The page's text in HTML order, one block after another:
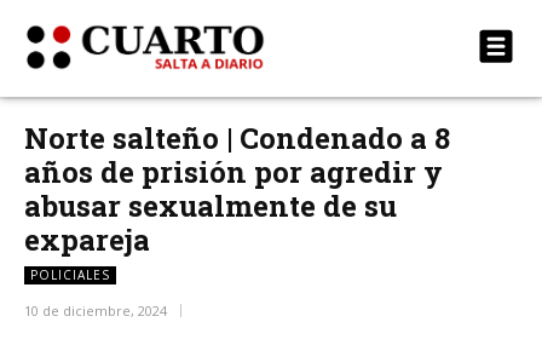
Norte salteño | Condenado a 8
años de prisión por agredir y
abusar sexualmente de su
expareja
POLICIALES
10 de diciembre, 2024